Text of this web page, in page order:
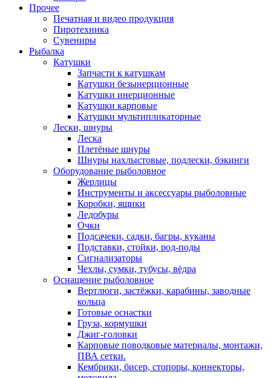
Прочее
Печатная и видео продукция
Пиротехника
Сувениры
Рыбалка
Катушки
Запчасти к катушкам
Катушки безынерционные
Катушки инерционные
Катушки карповые
Катушки мультипликаторные
Лески, шнуры
Леска
Плетёные шнуры
Шнуры нахлыстовые, подлески, бэкинги
Оборудование рыболовное
Жерлицы
Инструменты и аксессуары рыболовные
Коробки, ящики
Ледобуры
Очки
Подсачеки, садки, багры, куканы
Подставки, стойки, род-поды
Сигнализаторы
Чехлы, сумки, тубусы, вёдра
Оснащение рыболовное
Вертлюги, застёжки, карабины, заводные
кольца
Готовые оснастки
Груза, кормушки
Джиг-головки
Карповые поводковые материалы, монтажи,
ПВА сетки.
Кембрики, бисер, стопоры, коннекторы,